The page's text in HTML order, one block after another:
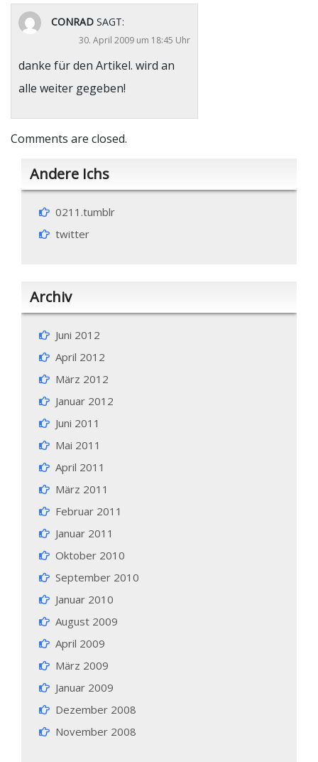
CONRAD SAGT:
30. April 2009 um 18:45 Uhr
danke für den Artikel. wird an
alle weiter gegeben!
Comments are closed.
Andere Ichs
0211.tumblr
twitter
Archiv
Juni 2012
April 2012
März 2012
Januar 2012
Juni 2011
Mai 2011
April 2011
März 2011
Februar 2011
Januar 2011
Oktober 2010
September 2010
Januar 2010
August 2009
April 2009
März 2009
Januar 2009
Dezember 2008
November 2008